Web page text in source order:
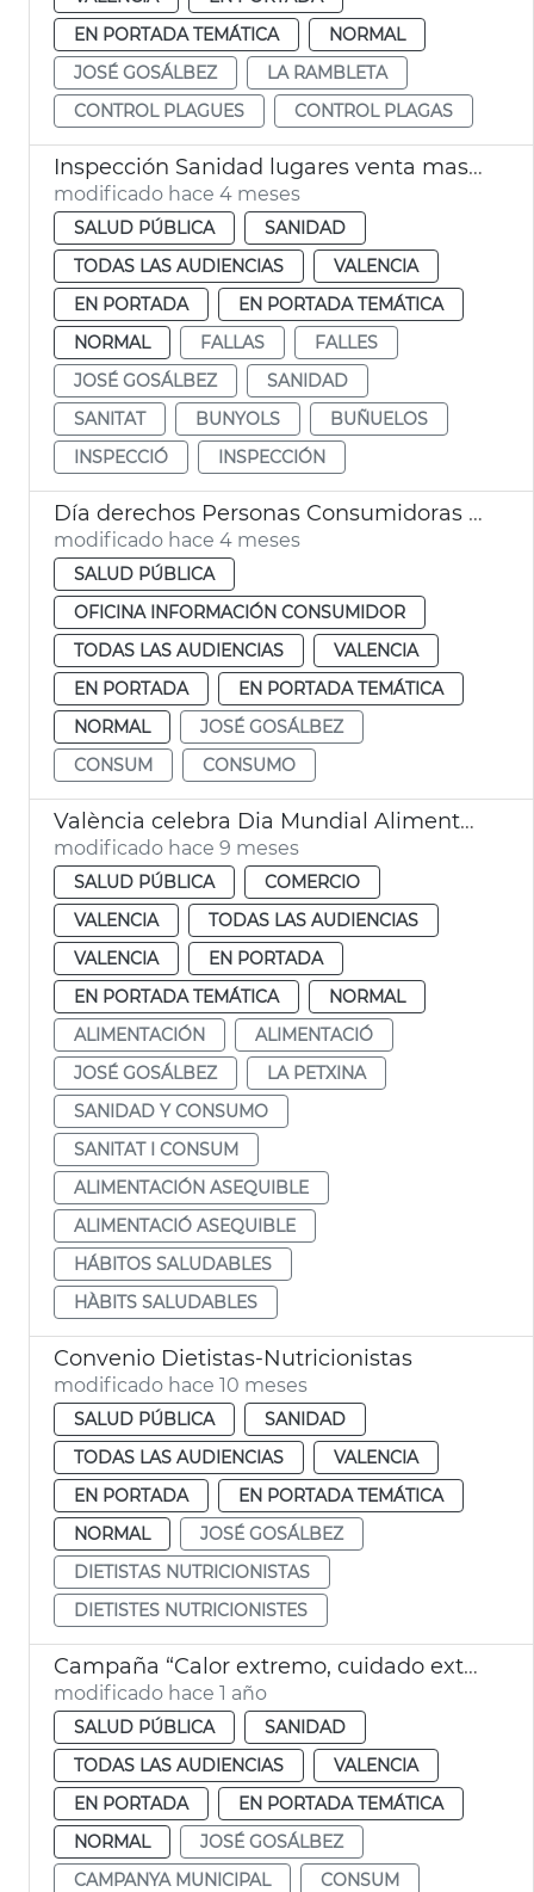
EN PORTADA TEMÁTICA
NORMAL
JOSÉ GOSÁLBEZ
LA RAMBLETA
CONTROL PLAGUES
CONTROL PLAGAS
Inspección Sanidad lugares venta masas fritas Fallas València
modificado hace 4 meses
SALUD PÚBLICA
SANIDAD
TODAS LAS AUDIENCIAS
VALENCIA
EN PORTADA
EN PORTADA TEMÁTICA
NORMAL
FALLAS
FALLES
JOSÉ GOSÁLBEZ
SANIDAD
SANITAT
BUNYOLS
BUÑUELOS
INSPECCIÓ
INSPECCIÓN
Día derechos Personas Consumidoras València
modificado hace 4 meses
SALUD PÚBLICA
OFICINA INFORMACIÓN CONSUMIDOR
TODAS LAS AUDIENCIAS
VALENCIA
EN PORTADA
EN PORTADA TEMÁTICA
NORMAL
JOSÉ GOSÁLBEZ
CONSUM
CONSUMO
València celebra Dia Mundial Alimentación
modificado hace 9 meses
SALUD PÚBLICA
COMERCIO
VALENCIA
TODAS LAS AUDIENCIAS
VALENCIA
EN PORTADA
EN PORTADA TEMÁTICA
NORMAL
ALIMENTACIÓN
ALIMENTACIÓ
JOSÉ GOSÁLBEZ
LA PETXINA
SANIDAD Y CONSUMO
SANITAT I CONSUM
ALIMENTACIÓN ASEQUIBLE
ALIMENTACIÓ ASEQUIBLE
HÁBITOS SALUDABLES
HÀBITS SALUDABLES
Convenio Dietistas-Nutricionistas
modificado hace 10 meses
SALUD PÚBLICA
SANIDAD
TODAS LAS AUDIENCIAS
VALENCIA
EN PORTADA
EN PORTADA TEMÁTICA
NORMAL
JOSÉ GOSÁLBEZ
DIETISTAS NUTRICIONISTAS
DIETISTES NUTRICIONISTES
Campaña “Calor extremo, cuidado extremo” València
modificado hace 1 año
SALUD PÚBLICA
SANIDAD
TODAS LAS AUDIENCIAS
VALENCIA
EN PORTADA
EN PORTADA TEMÁTICA
NORMAL
JOSÉ GOSÁLBEZ
CAMPANYA MUNICIPAL
CONSUM